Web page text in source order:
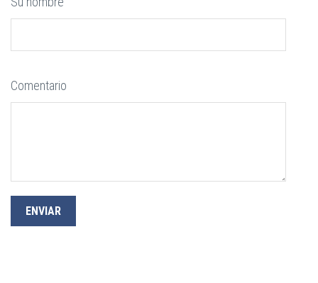
Comentario